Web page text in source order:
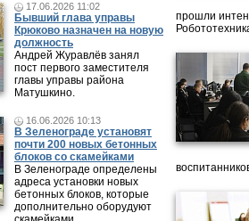
17.06.2026 11:02
Бывший глава управы
Крюково назначен на новую
должность
Андрей Журавлёв занял
пост первого заместителя
главы управы района
Матушкино.
16.06.2026 10:13
В Зеленограде установят
почти 200 новых бетонных
блоков со скамейками
В Зеленограде определены
адреса установки новых
бетонных блоков, которые
дополнительно оборудуют
прошли